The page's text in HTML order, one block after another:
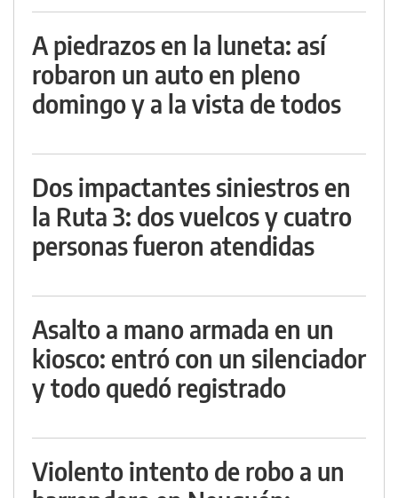
A piedrazos en la luneta: así
robaron un auto en pleno
domingo y a la vista de todos
Dos impactantes siniestros en
la Ruta 3: dos vuelcos y cuatro
personas fueron atendidas
Asalto a mano armada en un
kiosco: entró con un silenciador
y todo quedó registrado
Violento intento de robo a un